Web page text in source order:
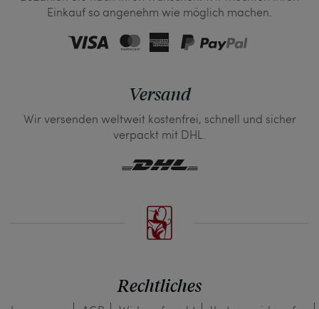
Einkauf so angenehm wie möglich machen.
Versand
Wir versenden weltweit kostenfrei, schnell und sicher
verpackt mit DHL.
Rechtliches